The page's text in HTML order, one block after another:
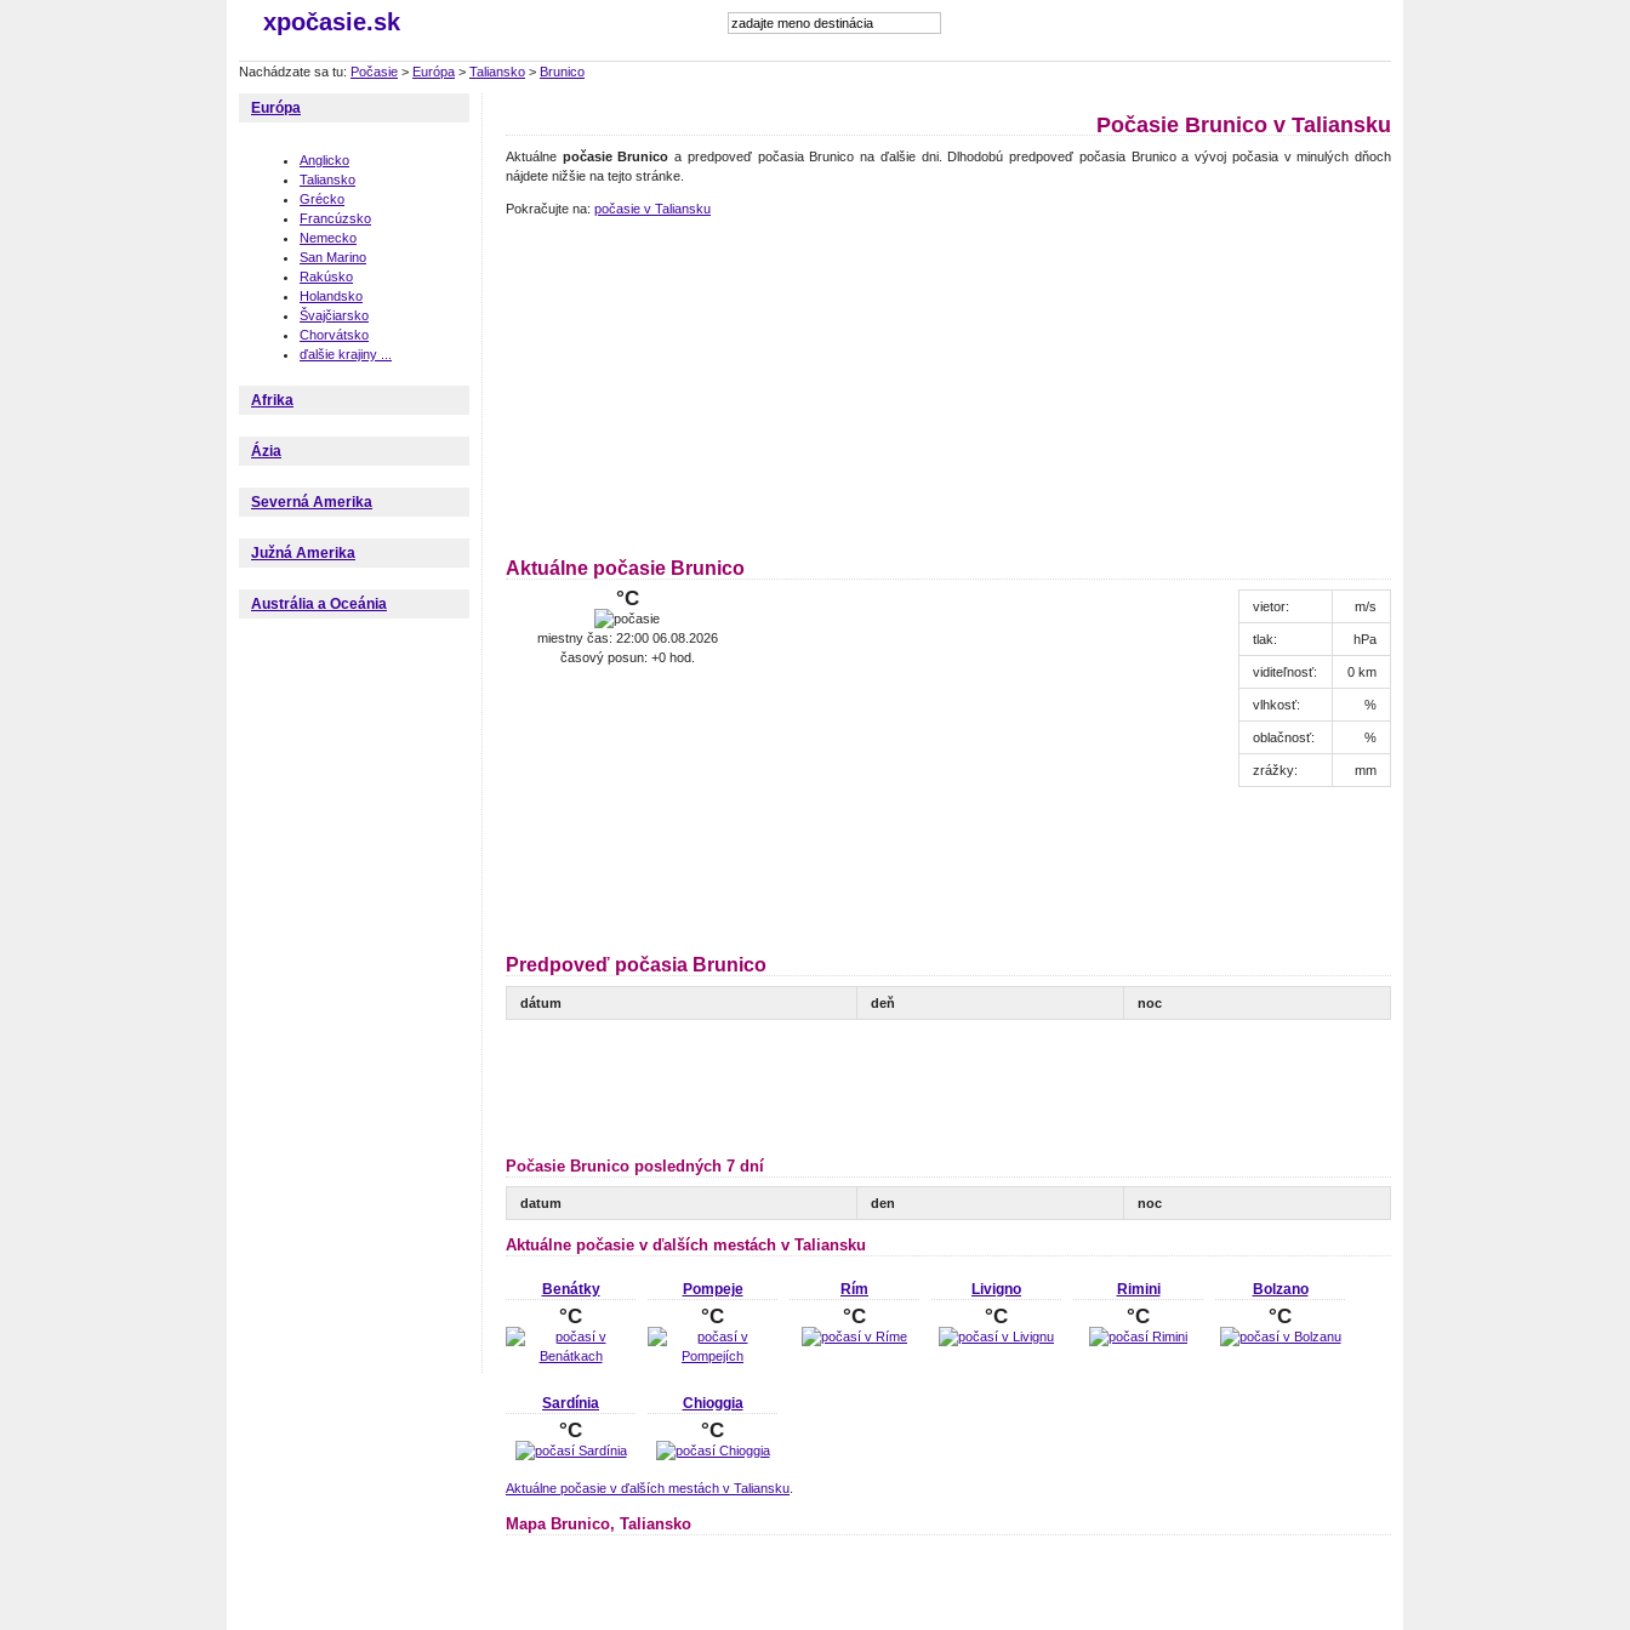
xpočasie.sk
Nachádzate sa tu: Počasie > Európa > Taliansko > Brunico
Európa
Anglicko
Taliansko
Grécko
Francúzsko
Nemecko
San Marino
Rakúsko
Holandsko
Švajčiarsko
Chorvátsko
ďalšie krajiny ...
Afrika
Ázia
Severná Amerika
Južná Amerika
Austrália a Oceánia
Počasie Brunico v Taliansku
Aktuálne počasie Brunico a predpoveď počasia Brunico na ďalšie dni. Dlhodobú predpoveď počasia Brunico a vývoj počasia v minulých dňoch
nájdete nižšie na tejto stránke.
Pokračujte na: počasie v Taliansku
Aktuálne počasie Brunico
°C
miestny čas: 22:00 06.08.2026
časový posun: +0 hod.
vietor: m/s
tlak: hPa
viditeľnosť: 0 km
vlhkosť: %
oblačnosť: %
zrážky: mm
Predpoveď počasia Brunico
dátum deň noc
Počasie Brunico posledných 7 dní
datum den noc
Aktuálne počasie v ďalších mestách v Taliansku
Benátky
°C
Pompeje
°C
Rím
°C
Livigno
°C
Rimini
°C
Bolzano
°C
Sardínia
°C
Chioggia
°C
Aktuálne počasie v ďalších mestách v Taliansku
Mapa Brunico, Taliansko